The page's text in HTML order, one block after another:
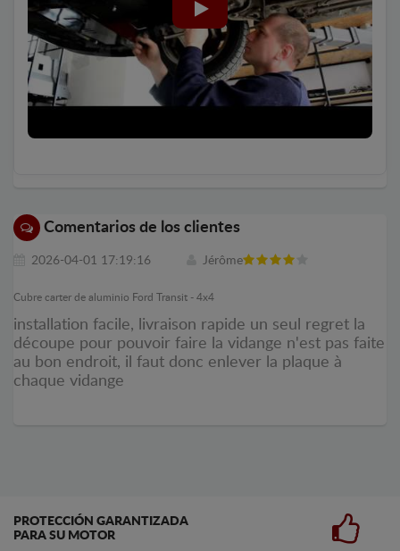
Comentarios de los clientes
2026-04-01 17:19:16 Jérôme
Cubre carter de aluminio Ford Transit - 4x4
installation facile, livraison rapide un seul regret la
découpe pour pouvoir faire la vidange n'est pas faite
au bon endroit, il faut donc enlever la plaque à
chaque vidange
PROTECCIÓN GARANTIZADA
PARA SU MOTOR